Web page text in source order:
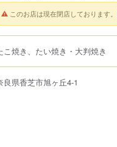
このお店は現在閉店しております。
こ焼き、たい焼き・大判焼き
良県香芝市旭ヶ丘4-1